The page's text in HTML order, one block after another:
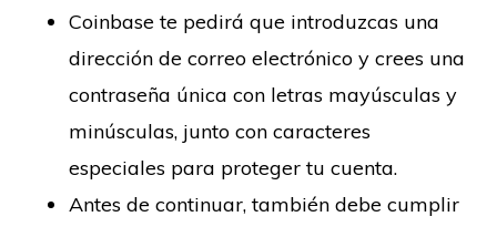
Coinbase te pedirá que introduzcas una
dirección de correo electrónico y crees una
contraseña única con letras mayúsculas y
minúsculas, junto con caracteres
especiales para proteger tu cuenta.
Antes de continuar, también debe cumplir